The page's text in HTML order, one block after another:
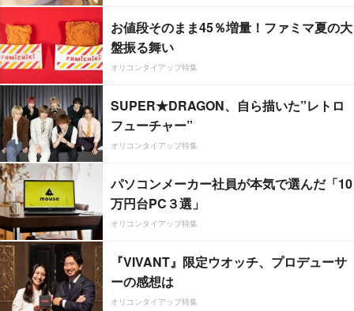
お値段そのまま45％増量！ファミマ夏の大
盤振る舞い
オリコンタイアップ特集
SUPER★DRAGON、自ら描いた”レトロ
フューチャー”
オリコンタイアップ特集
パソコンメーカー社員が本気で選んだ「10
万円台PC３選」
オリコンタイアップ特集
『VIVANT』限定ウオッチ、プロデューサ
ーの感想は
オリコンタイアップ特集